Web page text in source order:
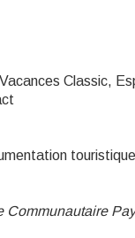
Classic,
Communautaire